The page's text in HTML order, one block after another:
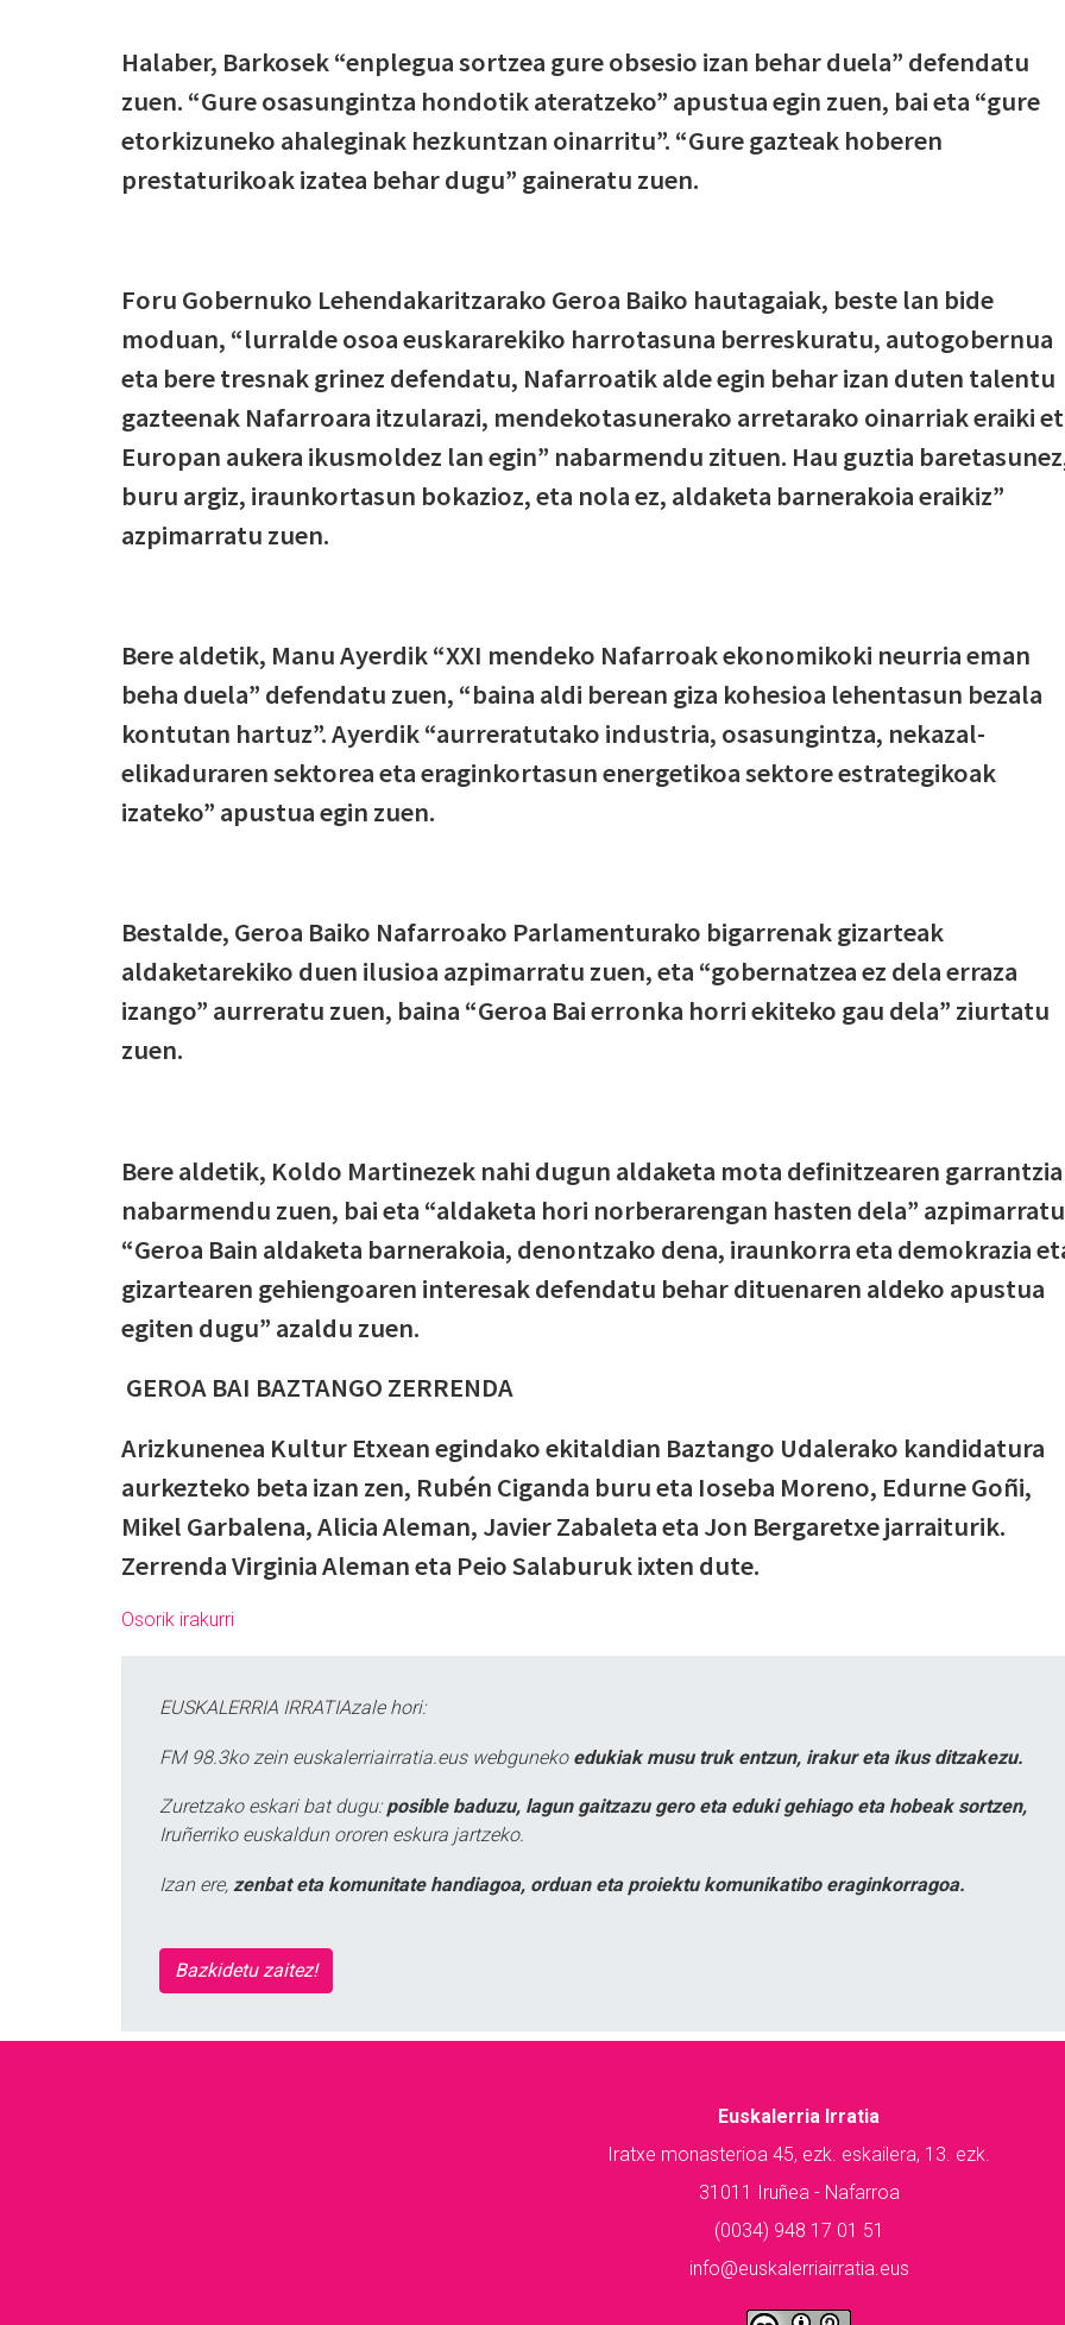
Halaber, Barkosek “enplegua sortzea gure obsesio izan behar duela” defendatu
zuen. “Gure osasungintza hondotik ateratzeko” apustua egin zuen, bai eta “gure
etorkizuneko ahaleginak hezkuntzan oinarritu”. “Gure gazteak hoberen
prestaturikoak izatea behar dugu” gaineratu zuen.
Foru Gobernuko Lehendakaritzarako Geroa Baiko hautagaiak, beste lan bide
moduan, “lurralde osoa euskararekiko harrotasuna berreskuratu, autogobernua
eta bere tresnak grinez defendatu, Nafarroatik alde egin behar izan duten talentu
gazteenak Nafarroara itzularazi, mendekotasunerako arretarako oinarriak eraiki
Europan aukera ikusmoldez lan egin” nabarmendu zituen. Hau guztia
buru argiz, iraunkortasun bokazioz, eta nola ez, aldaketa barnerakoia eraikiz”
azpimarratu zuen.
Bere aldetik, Manu Ayerdik “XXI mendeko Nafarroak ekonomikoki neurria eman
beha duela” defendatu zuen, “baina aldi berean giza kohesioa lehentasun bezala
kontutan hartuz”. Ayerdik “aurreratutako industria, osasungintza, nekazal-
elikaduraren sektorea eta eraginkortasun energetikoa sektore estrategikoak
izateko” apustua egin zuen.
Bestalde, Geroa Baiko Nafarroako Parlamenturako bigarrenak gizarteak
aldaketarekiko duen ilusioa azpimarratu zuen, eta “gobernatzea ez dela erraza
izango” aurreratu zuen, baina “Geroa Bai erronka horri ekiteko gau dela” ziurtatu
zuen.
Bere aldetik, Koldo Martinezek nahi dugun aldaketa mota definitzearen garrantzia
nabarmendu zuen, bai eta “aldaketa hori norberarengan hasten dela”
“Geroa Bain aldaketa barnerakoia, denontzako dena, iraunkorra eta demokrazia
gizartearen gehiengoaren interesak defendatu behar dituenaren aldeko apustua
egiten dugu” azaldu zuen.
GEROA BAI BAZTANGO ZERRENDA
Arizkunenea Kultur Etxean egindako ekitaldian Baztango Udalerako kandidatura
aurkezteko beta izan zen, Rubén Ciganda buru eta Ioseba Moreno, Edurne Goñi,
Mikel Garbalena, Alicia Aleman, Javier Zabaleta eta Jon Bergaretxe jarraiturik.
Zerrenda Virginia Aleman eta Peio Salaburuk ixten dute.
Osorik irakurri
EUSKALERRIA IRRATIAzale hori:
FM 98.3ko zein euskalerriairratia.eus webguneko edukiak musu truk entzun, irakur eta ikus ditzakezu.
Zuretzako eskari bat dugu: posible baduzu, lagun gaitzazu gero eta eduki gehiago eta hobeak sortzen,
Iruñerriko euskaldun ororen eskura jartzeko.
Izan ere, zenbat eta komunitate handiagoa, orduan eta proiektu komunikatibo eraginkorragoa.
Bazkidetu zaitez!
Euskalerria Irratia
Iratxe monasterioa 45, ezk. eskailera, 13. ezk.
31011 Iruñea - Nafarroa
(0034) 948 17 01 51
info@euskalerriairratia.eus